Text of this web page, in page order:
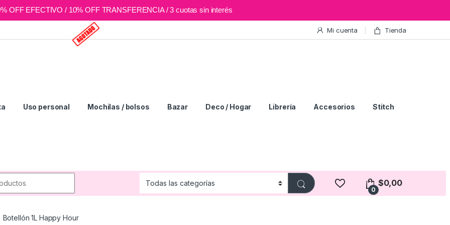
OFF EFECTIVO / 10% OFF TRANSFERENCIA / 3 cuotas sin interés
Mi cuenta Tienda
Uso personal Mochilas / bolsos Bazar Deco / Hogar Librería Accesorios Stitch
0
$0,00
Botellón 1L Happy Hour